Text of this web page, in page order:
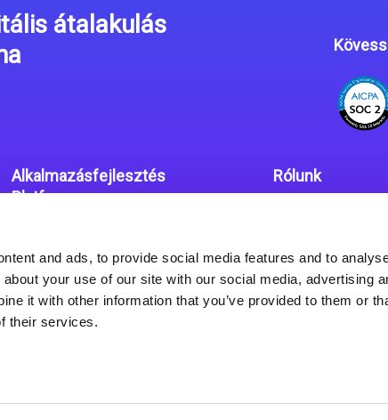
and ads, to provide social media features and to
your use of our site with our social media, advertising
it with other information that you’ve provided to them or
their services.
átalakulás
Alkalmazásfejlesztés
Platform
platform
Magic xpa Web Alkalmazás
Keretrendszer
Rólunk